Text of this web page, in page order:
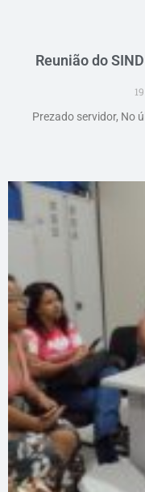
Reunião do
Prezado servidor, No